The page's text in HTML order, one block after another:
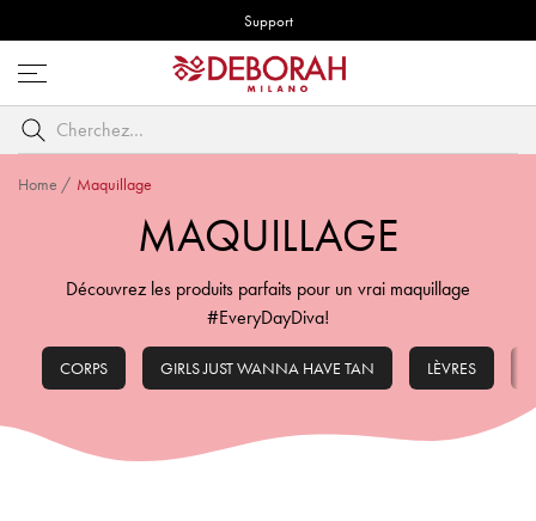
Support
Ouvrez
le
menu
Cherchez
par
mot
Home / Maquillage
MAQUILLAGE
Découvrez les produits parfaits pour un vrai maquillage
#EveryDayDiva!
CORPS GIRLS JUST WANNA HAVE TAN LÈVRES